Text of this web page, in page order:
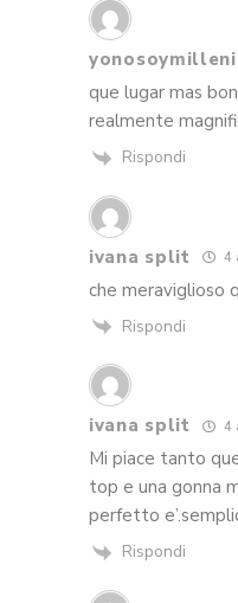
que lugar mas
realmente
Rispondi
ivana split 4
che meraviglioso
Rispondi
ivana split 4
Mi piace tanto
top e una gonna
perfetto
Rispondi